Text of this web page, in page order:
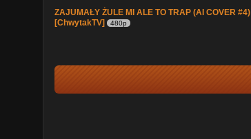
ZAJUMAŁY ŻULE MI ALE TO TRAP (AI COVER #4)
[ChwytakTV]
480p